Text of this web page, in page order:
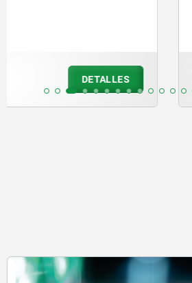
$10.58
más gastos de envío